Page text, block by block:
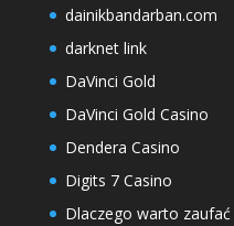
dainikbandarban.com
darknet link
DaVinci Gold
DaVinci Gold Casino
Dendera Casino
Digits 7 Casino
Dlaczego warto zaufać